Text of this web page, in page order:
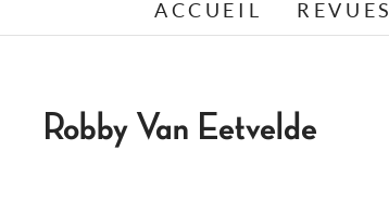
ACCUEIL REVUES
Robby Van Eetvelde